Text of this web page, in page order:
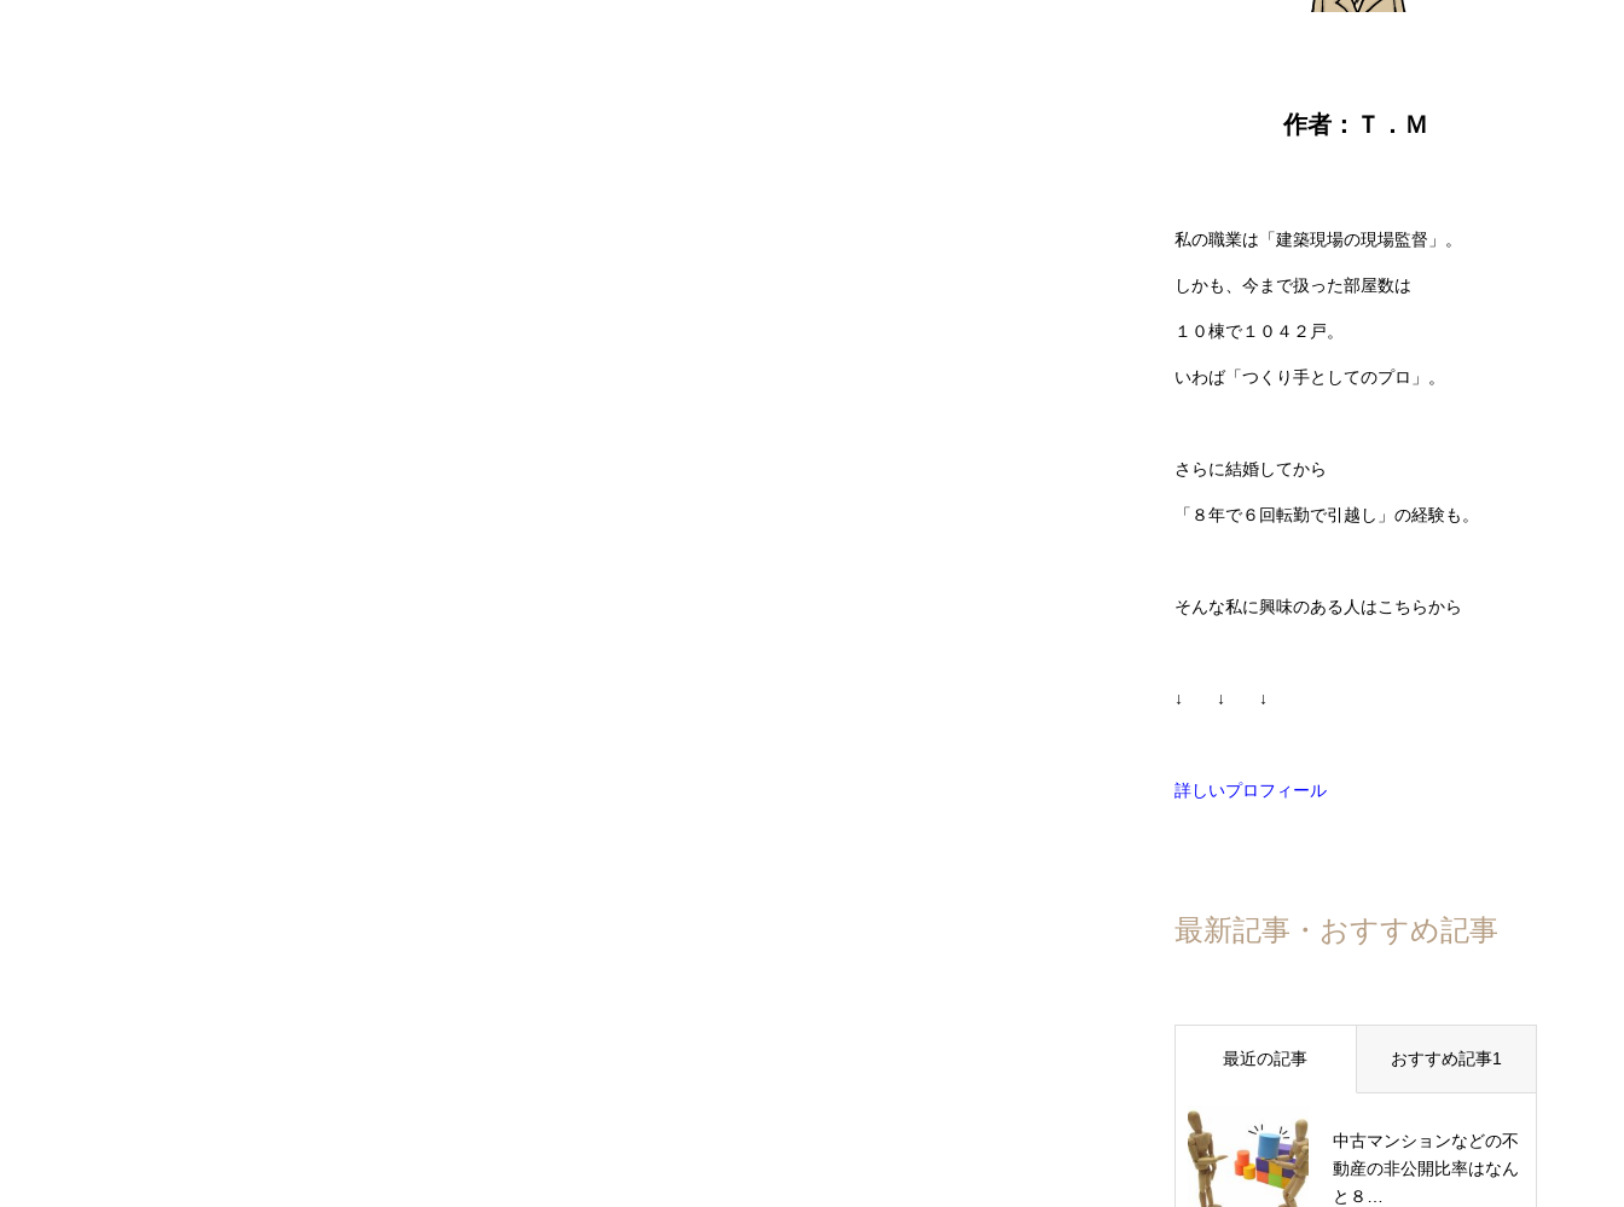
作者：Ｔ．Ｍ
私の職業は「建築現場の現場監督」。
しかも、今まで扱った部屋数は
１０棟で１０４２戸。
いわば「つくり手としてのプロ」。
さらに結婚してから
「８年で６回転勤で引越し」の経験も。
そんな私に興味のある人はこちらから
↓ ↓ ↓
詳しいプロフィール
最新記事・おすすめ記事
最近の記事 おすすめ記事1
中古マンションなどの不
動産の非公開比率はなん
と８…